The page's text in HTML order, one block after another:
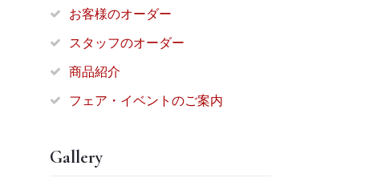
お客様のオーダー
スタッフのオーダー
商品紹介
フェア・イベントのご案内
Gallery